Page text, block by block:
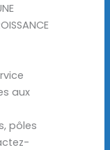
aux
pôles